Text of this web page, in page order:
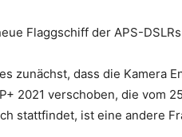
Flaggschiff der APS-
zunächst, dass die Kamera
2021 verschoben, die vom
stattfindet, ist eine andere